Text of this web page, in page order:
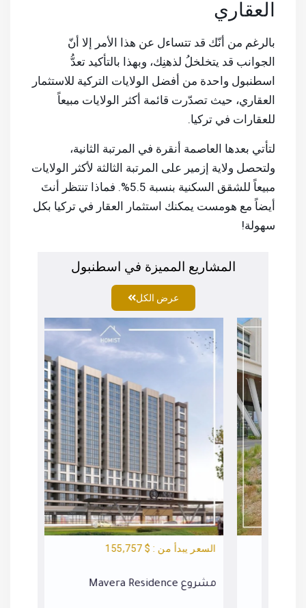
العقاري
بالرغم من أنّك قد تتساءل عن هذا الأمر إلا أنّ
الجوانب قد يتخلخلُ لذهنِك، وبهذا بالتأكيد تعدُّ
اسطنبول واحدة من أفضل الولايات التركية للاستثمار
العقاري، حيث تصدّرت قائمة أكثر الولايات مبيعاً
للعقارات في تركيا.
لتأتي بعدها العاصمة أنقرة في المرتبة الثانية،
ولتحصل ولاية إزمير على المرتبة الثالثة لأكثر الولايات
مبيعاً للشقق السكنية بنسبة 5.5%. فماذا تنتظر أنتَ
أيضاً مع هومست يمكنك استثمار العقار في تركيا بكل
سهولة!
المشاريع المميزة في اسطنبول
عرض الكل
السعر يبدأ من : $ 155,757